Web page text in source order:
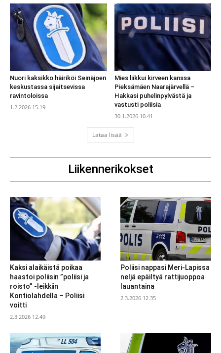
Nuori kaksikko häiriköi Seinäjoen
keskustassa sijaitsevissa
ravintoloissa
1.2.2026 15.19
Mies liikkui kirveen kanssa
Pieksämäen Naarajärvellä –
Hakkasi puhelinpylvästä ja
vastusti poliisia
30.1.2026 10.41
Lataa lisää
Liikennerikokset
Kaksi alaikäistä poikaa
haastoi poliisin ”poliisi ja
roisto” -leikkiin
Kontiolahdella – Poliisi
voitti
2.3.2026 12.49
Poliisi nappasi Meri-Lapissa
neljä epäiltyä rattijuoppoa
lauantaina
2.3.2026 12.35